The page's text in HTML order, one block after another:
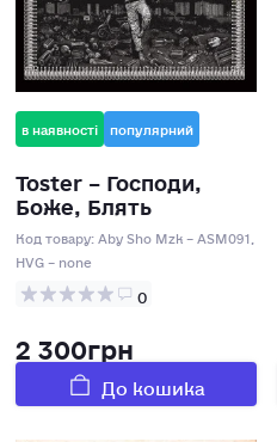
в наявності популярний
Toster – Господи,
Боже, Блять
Код товару:Aby Sho Mzk – ASM091,
HVG – none
0
2 300грн
До кошика